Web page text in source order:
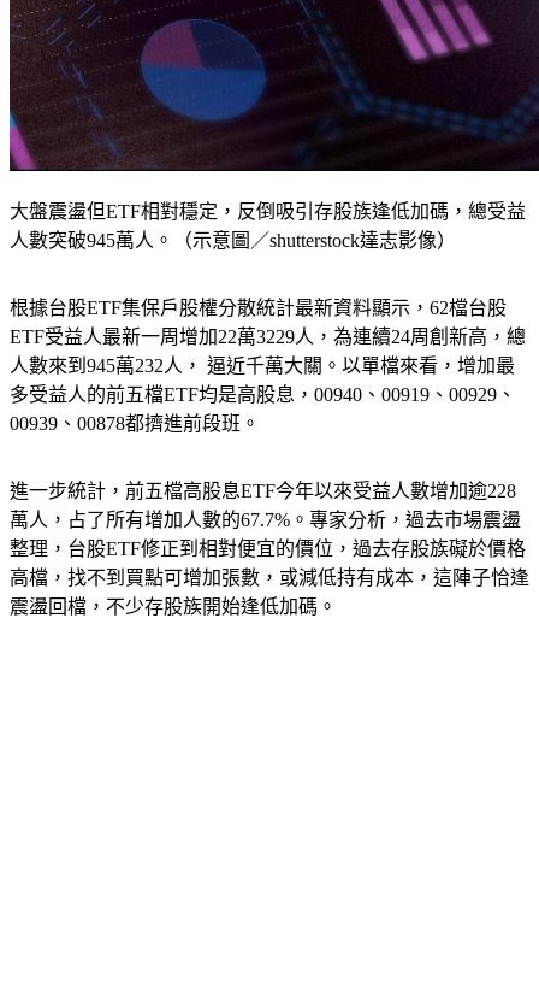
大盤震盪但ETF相對穩定，反倒吸引存股族逢低加碼，總受益
人數突破945萬人。（示意圖／shutterstock達志影像）
根據台股ETF集保戶股權分散統計最新資料顯示，62檔台股
ETF受益人最新一周增加22萬3229人，為連續24周創新高，總
人數來到945萬232人， 逼近千萬大關。以單檔來看，增加最
多受益人的前五檔ETF均是高股息，00940、00919、00929、
00939、00878都擠進前段班。
進一步統計，前五檔高股息ETF今年以來受益人數增加逾228
萬人，占了所有增加人數的67.7%。專家分析，過去市場震盪
整理，台股ETF修正到相對便宜的價位，過去存股族礙於價格
高檔，找不到買點可增加張數，或減低持有成本，這陣子恰逢
震盪回檔，不少存股族開始逢低加碼。